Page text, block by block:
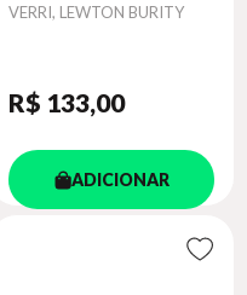
Autor
VERRI, LEWTON BURITY
R$ 133,00
ADICIONAR